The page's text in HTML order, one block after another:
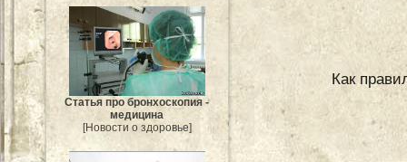
Статья про бронхоскопия -
медицина
[Новости о здоровье]
Как